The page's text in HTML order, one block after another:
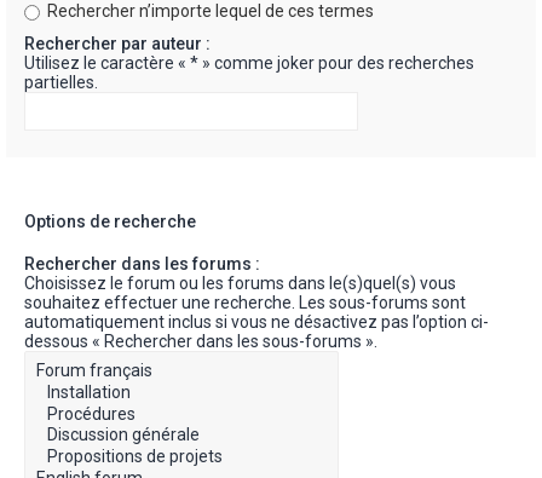
Rechercher n’importe lequel de ces termes
Rechercher par auteur :
Utilisez le caractère « * » comme joker pour des recherches
partielles.
Options de recherche
Rechercher dans les forums :
Choisissez le forum ou les forums dans le(s)quel(s) vous
souhaitez effectuer une recherche. Les sous-forums sont
automatiquement inclus si vous ne désactivez pas l’option ci-
dessous « Rechercher dans les sous-forums ».